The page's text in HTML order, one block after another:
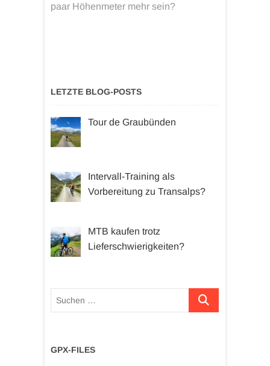
paar Höhenmeter mehr sein?
LETZTE BLOG-POSTS
Tour de Graubünden
Intervall-Training als
Vorbereitung zu Transalps?
MTB kaufen trotz
Lieferschwierigkeiten?
Suchen …
GPX-FILES